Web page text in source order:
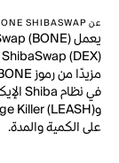
عن BONE SHIBASWAP
على الكمية والمدة.